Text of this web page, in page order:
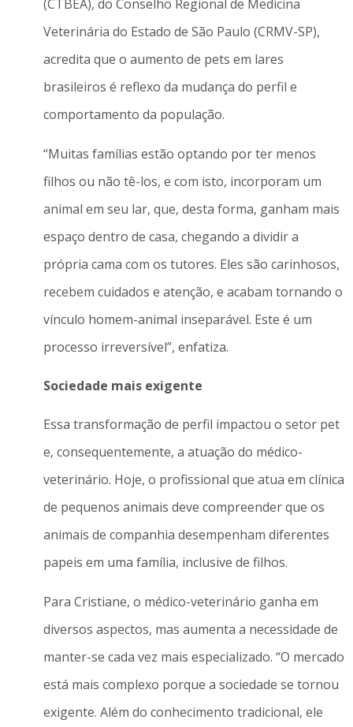
(CTBEA), do Conselho Regional de Medicina
Veterinária do Estado de São Paulo (CRMV-SP),
acredita que o aumento de pets em lares
brasileiros é reflexo da mudança do perfil e
comportamento da população.
“Muitas famílias estão optando por ter menos
filhos ou não tê-los, e com isto, incorporam um
animal em seu lar, que, desta forma, ganham mais
espaço dentro de casa, chegando a dividir a
própria cama com os tutores. Eles são carinhosos,
recebem cuidados e atenção, e acabam tornando o
vínculo homem-animal inseparável. Este é um
processo irreversível”, enfatiza.
Sociedade mais exigente
Essa transformação de perfil impactou o setor pet
e, consequentemente, a atuação do médico-
veterinário. Hoje, o profissional que atua em clínica
de pequenos animais deve compreender que os
animais de companhia desempenham diferentes
papeis em uma família, inclusive de filhos.
Para Cristiane, o médico-veterinário ganha em
diversos aspectos, mas aumenta a necessidade de
manter-se cada vez mais especializado. “O mercado
está mais complexo porque a sociedade se tornou
exigente. Além do conhecimento tradicional, ele